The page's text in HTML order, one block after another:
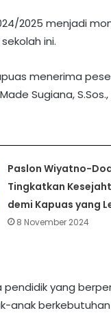
2025 menjadi
ini.
menerima
Sugiana,
Paslon Wiyatno-
Tingkatkan
demi Kapuas yang
8 November 2024
yang
anak berkebutuhan